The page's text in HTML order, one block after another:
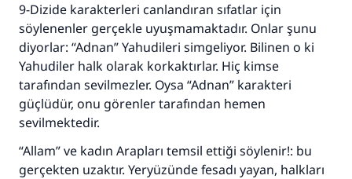
9-Dizide karakterleri canlandıran sıfatlar için
söylenenler gerçekle uyuşmamaktadır. Onlar şunu
diyorlar: “Adnan” Yahudileri simgeliyor. Bilinen o ki
Yahudiler halk olarak korkaktırlar. Hiç kimse
tarafından sevilmezler. Oysa “Adnan” karakteri
güçlüdür, onu görenler tarafından hemen
sevilmektedir.
“Allam” ve kadın Arapları temsil ettiği söylenir!: bu
gerçekten uzaktır. Yeryüzünde fesadı yayan, halkları